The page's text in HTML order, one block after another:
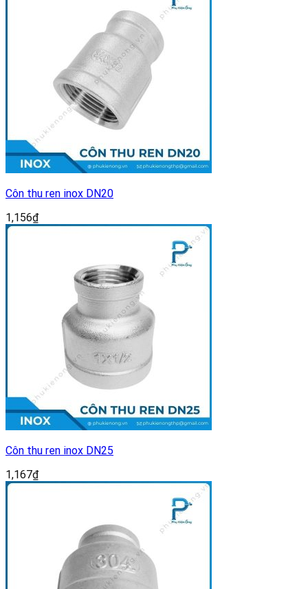
Côn thu ren inox DN20
1,156₫
Côn thu ren inox DN25
1,167₫